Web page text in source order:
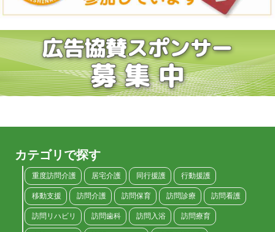
カテゴリで探す
重度訪問介護 居宅介護 同行援護 行動援護
移動支援 訪問介護 訪問保育 訪問診療 訪問看護
訪問リハビリ 訪問歯科 訪問入浴 訪問療育